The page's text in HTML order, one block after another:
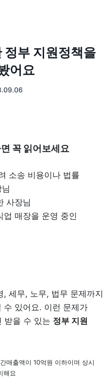
매출 장부
키오스크
픽업주문
테이블주문
도소매
도・소매업
무인매장
정부 지원정책을
어요
꼭 읽어보세요
소송 비용이나 법률
사장님
매장을 운영 중인
세무, 노무, 법무 문제까지
수 있어요. 이런 문제가
받을 수 있는 정부 지원
매출액이 10억원 이하이며 상시
해요